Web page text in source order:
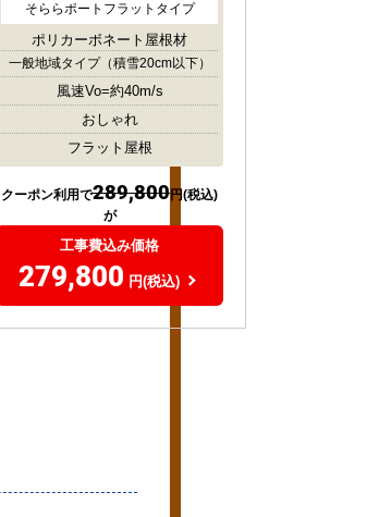
そららポートフラットタイプ
ポリカーボネート屋根材
一般地域タイプ（積雪20cm以下）
風速Vo=約40m/s
おしゃれ
フラット屋根
クーポン利用で289,800円(税込)
が
工事費込み価格
279,800 円(税込)